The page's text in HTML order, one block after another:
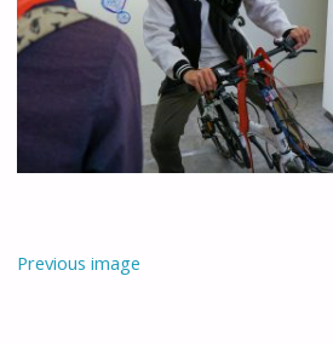
Previous image